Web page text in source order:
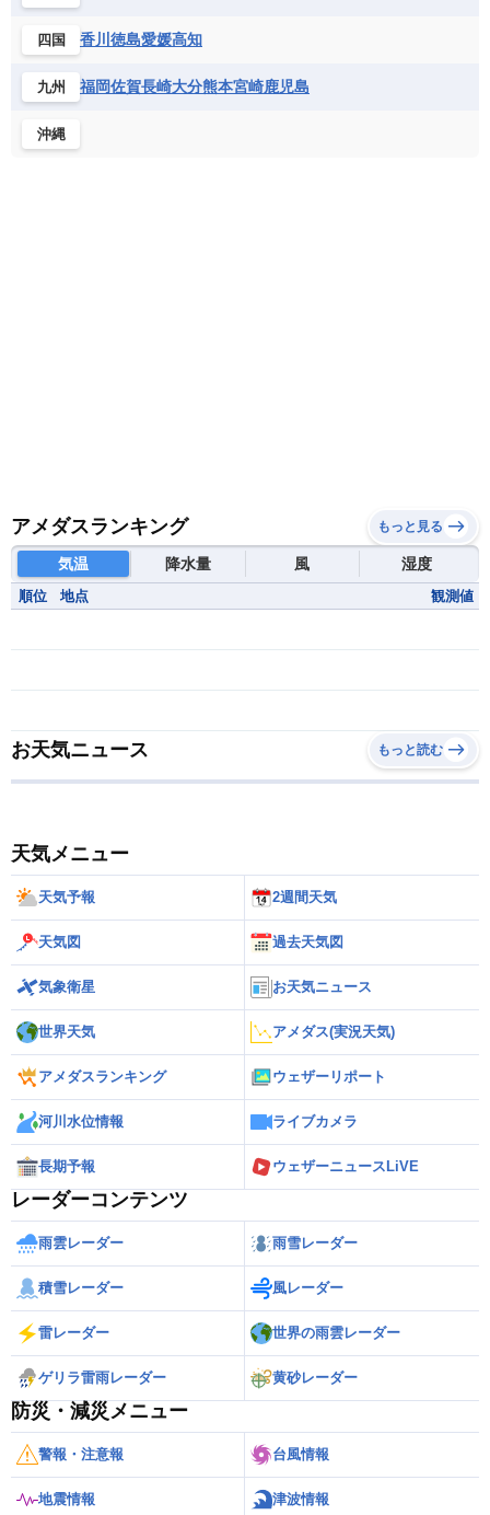
北マケドニア
フランス領ギアナ
ベネズエラ
ベリーズ
ボリビア
メキシコ
チュニジア
ナミビア
ニジェール
ブルキナファソ
マダガスカル
四国 香川 徳島愛媛高知
九州 福岡佐賀長崎大分熊本宮崎鹿児島
沖縄
アメダスランキング もっと見る
気温 降水量 風 湿度
順位 地点 観測値
お天気ニュース もっと読む
天気メニュー
天気予報 2週間天気
天気図 過去天気図
気象衛星 お天気ニュース
世界天気 アメダス(実況天気)
アメダスランキング ウェザーリポート
河川水位情報 ライブカメラ
長期予報 ウェザーニュースLiVE
レーダーコンテンツ
雨雲レーダー 雨雪レーダー
積雪レーダー 風レーダー
雷レーダー 世界の雨雲レーダー
ゲリラ雷雨レーダー 黄砂レーダー
防災・減災メニュー
警報・注意報 台風情報
地震情報 津波情報